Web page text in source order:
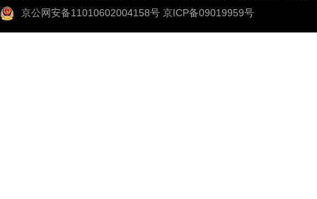
京公网安备11010602004158号 京ICP备09019959号